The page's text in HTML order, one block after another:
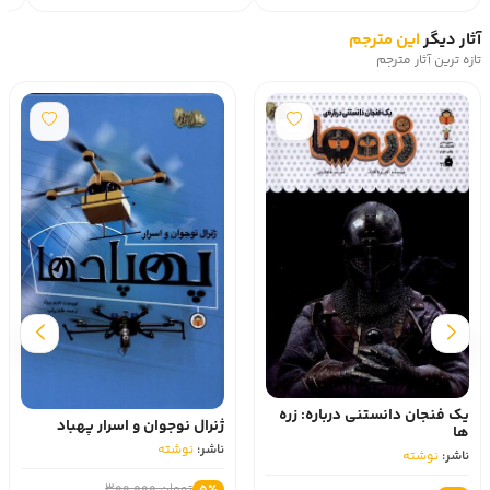
آثار دیگراین مترجم
تازه ترین آثار مترجم
یک فنجان دانستنی درباره: زره
ها
ناشر: نوشته
ژنرال نوجوان و اسرار پهباد
ناشر: نوشته